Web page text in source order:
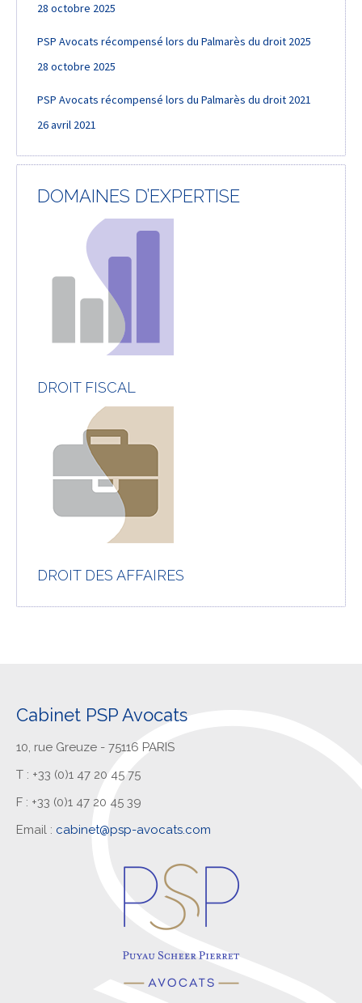
28 octobre 2025
PSP Avocats récompensé lors du Palmarès du droit 2025
28 octobre 2025
PSP Avocats récompensé lors du Palmarès du droit 2021
26 avril 2021
DOMAINES D’EXPERTISE
DROIT FISCAL
DROIT DES AFFAIRES
Cabinet PSP Avocats
10, rue Greuze - 75116 PARIS
T : +33 (0)1 47 20 45 75
F : +33 (0)1 47 20 45 39
Email : cabinet@psp-avocats.com